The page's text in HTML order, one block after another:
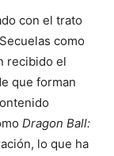
con el trato
como
recibido el
que forman
Dragon Ball:
lo que ha